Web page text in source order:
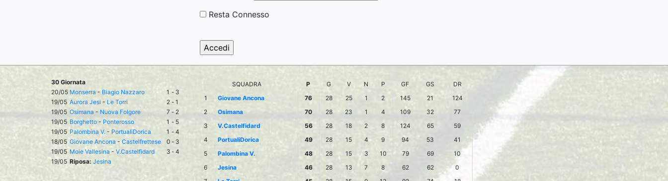
Resta Connesso
30 Giornata
20/05 Monserra - Biagio Nazzaro 1 - 3
19/05 Aurora Jesi - Le Torri 2 - 1
19/05 Osimana - Nuova Folgore 7 - 2
19/05 Borghetto - Ponterosso 1 - 5
19/05 Palombina V. - PortualiDorica 1 - 4
18/05 Giovane Ancona - Castelfrettese 0 - 3
19/05 Moie Vallesina - V.Castelfidard 3 - 4
19/05 Riposa: Jesina
SQUADRA P G V N P GF GS
DR
1
Giovane Ancona 76 28 25 1 2 145 21
124
2
Osimana 70 28 23 1 4 109 32
77
3
V.Castelfidard 56 28 18 2 8 124 65
59
4
PortualiDorica 49 28 15 4 9 94 53
41
5
Palombina V. 48 28 15 3 10 79 69
10
6
Jesina 46 28 13 7 8 62 62
0